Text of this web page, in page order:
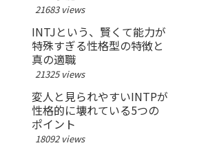
21683 views
INTJという、賢くて能力が
特殊すぎる性格型の特徴と
真の適職
21325 views
変人と見られやすいINTPが
性格的に壊れている5つの
ポイント
18092 views